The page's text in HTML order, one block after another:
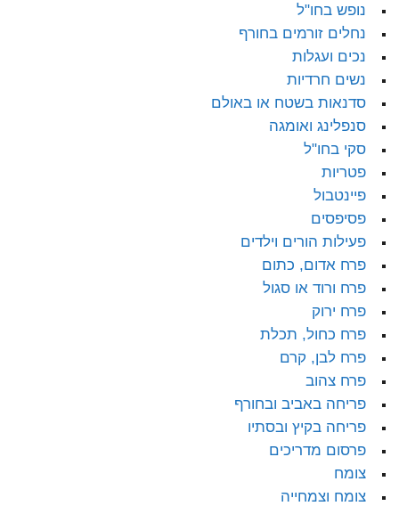
נופש בחו"ל
נחלים זורמים בחורף
נכים ועגלות
נשים חרדיות
סדנאות בשטח או באולם
סנפלינג ואומגה
סקי בחו"ל
פטריות
פיינטבול
פסיפסים
פעילות הורים וילדים
פרח אדום, כתום
פרח ורוד או סגול
פרח ירוק
פרח כחול, תכלת
פרח לבן, קרם
פרח צהוב
פריחה באביב ובחורף
פריחה בקיץ ובסתיו
פרסום מדריכים
צומח
צומח וצמחייה